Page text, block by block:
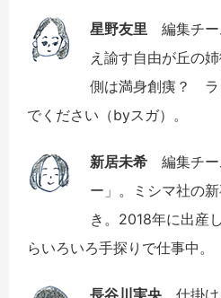
星野友里 編集チー
え諭す自由が丘の
側は満身創痍？ ラ
でください（byスガ）。
新居未希 編集チー
ー」。ミシマ社の
き。2018年に出産
らいろいろ手探りで仕事中。
長谷川実央 仕掛け